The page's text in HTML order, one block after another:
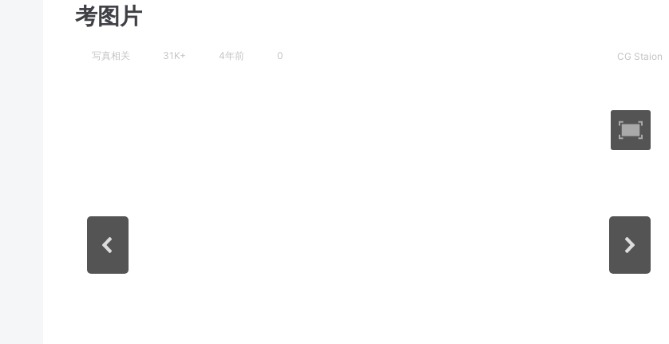
考图片
写真相关 31K+ 4年前 0 CG Staion